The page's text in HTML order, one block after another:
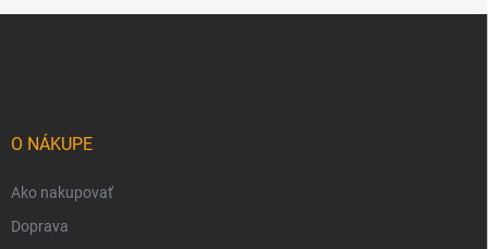
O NÁKUPE
Ako nakupovať
Doprava